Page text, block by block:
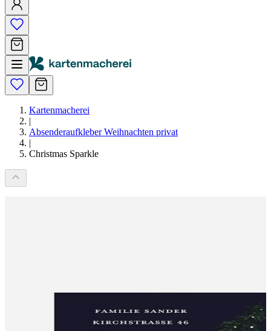
Kartenmacherei
|
Absenderaufkleber Weihnachten privat
|
Christmas Sparkle